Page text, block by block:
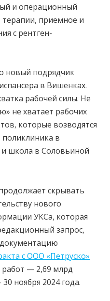
и операционный
терапии, приемное и
с рентген-
новый подрядчик
в Вишенках.
рабочей силы. Не
не хватает рабочих
которые возводятся
в
школа в Соловьиной
скрывать
нового
УКСа, которая
запрос,
с ООО «Петруско»
работ — 2,69 млрд
ноября 2024 года.